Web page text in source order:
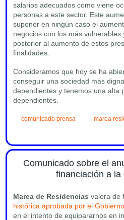
salarios adecuados como viene
personas a este sector. Este
suponer en ningún caso el
negocios con los más
posterior al aumento de estos
finalidades.
Consideramos que hoy se ha
conseguir una sociedad más
dependientes y tenemos una alta
dependientes.
comunicado prensa marea
Comunicado sobre el
financiación a la
Marea de Residencias valora de
histórica aprobada por el
en el intento de equipararnos en